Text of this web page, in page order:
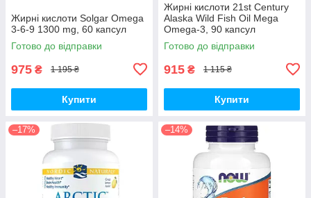
Жирні кислоти Solgar Omega
3-6-9 1300 mg, 60 капсул
Готово до відправки
975 ₴ 1 195 ₴
Купити
Жирні кислоти 21st Century
Alaska Wild Fish Oil Mega
Omega-3, 90 капсул
Готово до відправки
915 ₴ 1 115 ₴
Купити
–17% –14%